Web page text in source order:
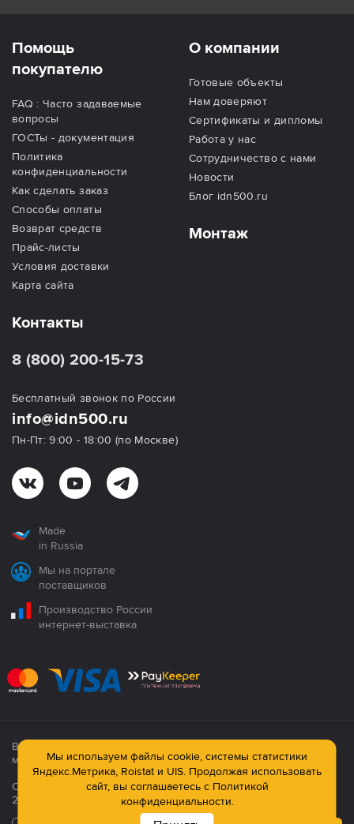
Помощь
покупателю
FAQ : Часто задаваемые
вопросы
ГОСТы - документация
Политика
конфиденциальности
Как сделать заказ
Способы оплаты
Возврат средств
Прайс-листы
Условия доставки
Карта сайта
О компании
Готовые объекты
Нам доверяют
Сертификаты и дипломы
Работа у нас
Сотрудничество с нами
Новости
Блог idn500.ru
Монтаж
Контакты
8 (800) 200-15-73
Бесплатный звонок по России
info@idn500.ru
Пн-Пт: 9:00 - 18:00 (по Москве)
Made
in Russia
Мы на портале
поставщиков
Производство России
интернет-выставка
Все продукция сертифицирована. Использование
материалов сайта строго запрещено!
Официальный сайт компании: © ООО ПК «Технология»,
2003—2026
Мы используем файлы cookie, системы статистики
Яндекс.Метрика, Roistat и UIS. Продолжая использовать
сайт, вы соглашаетесь с Политикой
конфиденциальности.